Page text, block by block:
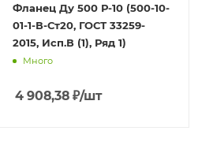
Фланец Ду 500 Р-10 (500-10-
01-1-В-Ст20, ГОСТ 33259-
2015, Исп.В (1), Ряд 1)
Много
4 908,38₽/шт